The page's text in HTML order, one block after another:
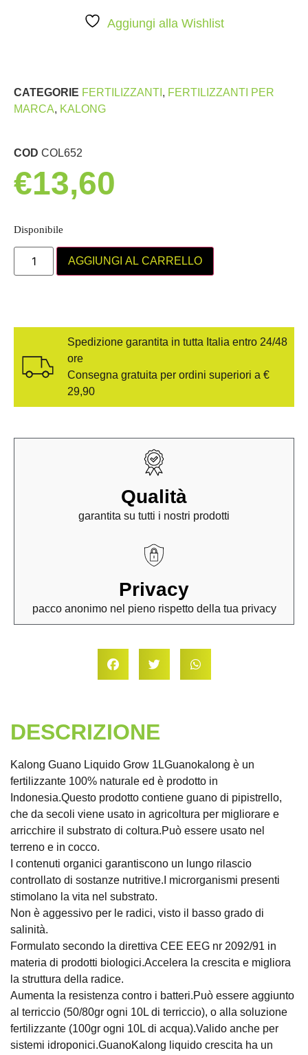
Aggiungi alla Wishlist
CATEGORIE FERTILIZZANTI , FERTILIZZANTI PER
MARCA, KALONG
COD COL652
€13,60
Disponibile
AGGIUNGI AL CARRELLO
Spedizione garantita in tutta Italia entro 24/48
ore
Consegna gratuita per ordini superiori a €
29,90
Qualità
garantita su tutti i nostri prodotti
Privacy
pacco anonimo nel pieno rispetto della tua privacy
DESCRIZIONE
Kalong Guano Liquido Grow 1LGuanokalong è un
fertilizzante 100% naturale ed è prodotto in
Indonesia.Questo prodotto contiene guano di pipistrello,
che da secoli viene usato in agricoltura per migliorare e
arricchire il substrato di coltura.Può essere usato nel
terreno e in cocco.
I contenuti organici garantiscono un lungo rilascio
controllato di sostanze nutritive.I microrganismi presenti
stimolano la vita nel substrato.
Non è aggessivo per le radici, visto il basso grado di
salinità.
Formulato secondo la direttiva CEE EEG nr 2092/91 in
materia di prodotti biologici.Accelera la crescita e migliora
la struttura della radice.
Aumenta la resistenza contro i batteri.Può essere aggiunto
al terriccio (50/80gr ogni 10L di terriccio), o alla soluzione
fertilizzante (100gr ogni 10L di acqua).Valido anche per
sistemi idroponici.GuanoKalong liquido crescita ha un